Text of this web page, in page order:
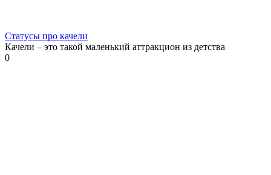
Статусы про качели
Качели – это такой маленький аттракцион из детства
0